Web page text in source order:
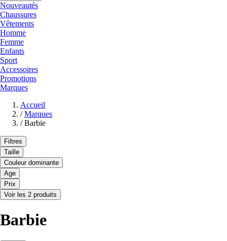
Nouveautés
Chaussures
Vêtements
Homme
Femme
Enfants
Sport
Accessoires
Promotions
Marques
Accueil
/ Marques
/ Barbie
Filtres
Taille
Couleur dominante
Age
Prix
Voir les 2 produits
Barbie